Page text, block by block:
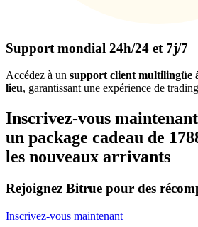
Support mondial 24h/24 et 7j/7
Accédez à un support client multilingüe
lieu, garantissant une expérience de
Inscrivez-vous
un package cadeau de
les nouveaux arrivants
Rejoignez Bitrue pour des
Inscrivez-vous maintenant